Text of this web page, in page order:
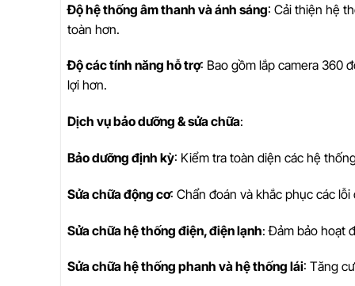
Độ hệ thống âm thanh và ánh sáng: Cải thiện hệ
toàn hơn.
Độ các tính năng hỗ trợ: Bao gồm lắp camera 360
lợi hơn.
Dịch vụ bảo dưỡng & sửa chữa:
Bảo dưỡng định kỳ: Kiểm tra toàn diện các hệ
Sửa chữa động cơ: Chẩn đoán và khắc phục các
Sửa chữa hệ thống điện, điện lạnh: Đảm bảo hoạt
Sửa chữa hệ thống phanh và hệ thống lái: Tăng